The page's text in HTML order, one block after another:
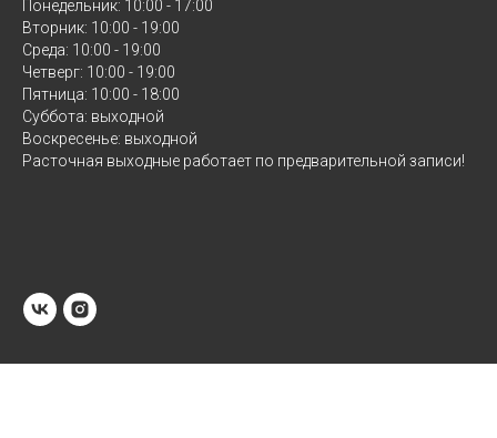
Понедельник: 10:00 - 17:00
Вторник: 10:00 - 19:00
Среда: 10:00 - 19:00
Четверг: 10:00 - 19:00
Пятница: 10:00 - 18:00
Суббота: выходной
Воскресенье: выходной
Расточная выходные работает по предварительной записи!